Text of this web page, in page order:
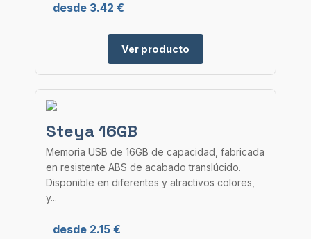
desde 3.42 €
Ver producto
Steya 16GB
Memoria USB de 16GB de capacidad, fabricada
en resistente ABS de acabado translúcido.
Disponible en diferentes y atractivos colores,
y...
desde 2.15 €